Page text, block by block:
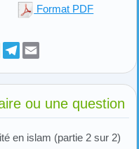
Format PDF
WhatsApp
Telegram
ou une question
en islam (partie 2 sur 2)